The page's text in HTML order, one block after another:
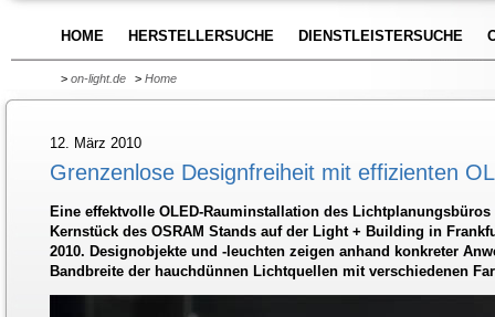
HOME HERSTELLERSUCHE DIENSTLEISTERSUCHE
> on-light.de > Home
12. März 2010
Grenzenlose Designfreiheit mit effizienten
Eine effektvolle OLED-Rauminstallation des Lichtplanungsbüros
Kernstück des OSRAM Stands auf der Light + Building in
2010. Designobjekte und -leuchten zeigen anhand konkreter
Bandbreite der hauchdünnen Lichtquellen mit verschiedenen